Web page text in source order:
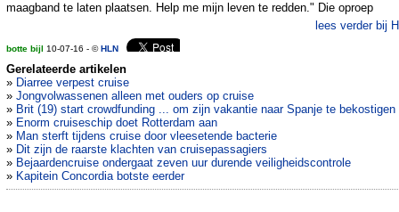
maagband te laten plaatsen. Help me mijn leven te redden." Die oproep
lees verder bij
botte bijl 10-07-16 - ©HLN
Gerelateerde artikelen
» Diarree verpest cruise
» Jongvolwassenen alleen met ouders op cruise
» Brit (19) start crowdfunding ... om zijn vakantie naar Spanje te bekostigen
» Enorm cruiseschip doet Rotterdam aan
» Man sterft tijdens cruise door vleesetende bacterie
» Dit zijn de raarste klachten van cruisepassagiers
» Bejaardencruise ondergaat zeven uur durende veiligheidscontrole
» Kapitein Concordia botste eerder